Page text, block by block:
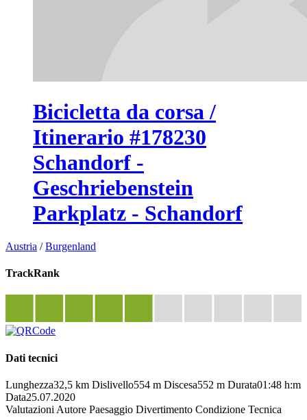
Bicicletta da corsa /
Itinerario #178230
Schandorf -
Geschriebenstein
Parkplatz - Schandorf
Austria /Burgenland
TrackRank
Dati tecnici
Lunghezza32,5 km Dislivello554 m Discesa552 m Durata01:48 h:m
Data25.07.2020
Valutazioni Autore Paesaggio Divertimento Condizione Tecnica